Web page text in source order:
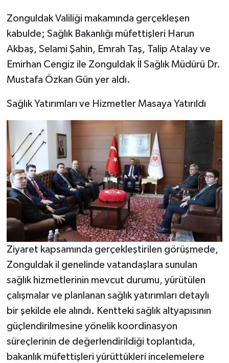
Zonguldak Valiliği makamında gerçekleşen
kabulde; Sağlık Bakanlığı müfettişleri Harun
Akbaş, Selami Şahin, Emrah Taş, Talip Atalay ve
Emirhan Cengiz ile Zonguldak İl Sağlık Müdürü Dr.
Mustafa Özkan Gün yer aldı.
Sağlık Yatırımları ve Hizmetler Masaya Yatırıldı
Ziyaret kapsamında gerçekleştirilen görüşmede,
Zonguldak il genelinde vatandaşlara sunulan
sağlık hizmetlerinin mevcut durumu, yürütülen
çalışmalar ve planlanan sağlık yatırımları detaylı
bir şekilde ele alındı. Kentteki sağlık altyapısının
güçlendirilmesine yönelik koordinasyon
süreçlerinin de değerlendirildiği toplantıda,
bakanlık müfettişleri yürüttükleri incelemelere